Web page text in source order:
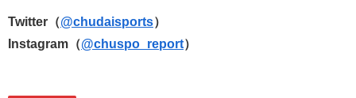
Twitter（@chudaisports）
Instagram（@chuspo_report）